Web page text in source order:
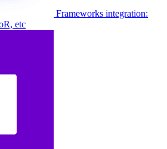
Frameworks integration:
etc